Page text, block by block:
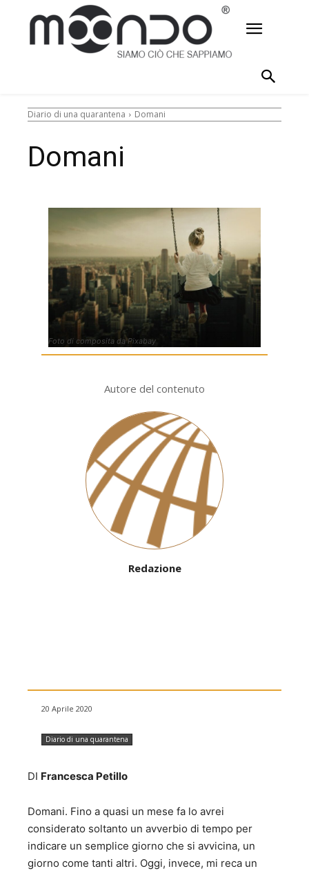
Diario di una quarantena Domani
Domani
Foto di composita da Pixabay
Autore del contenuto
Redazione
20 Aprile 2020
Diario di una quarantena
DI Francesca Petillo
Domani. Fino a quasi un mese fa lo avrei
considerato soltanto un avverbio di tempo per
indicare un semplice giorno che si avvicina, un
giorno come tanti altri. Oggi, invece, mi reca un